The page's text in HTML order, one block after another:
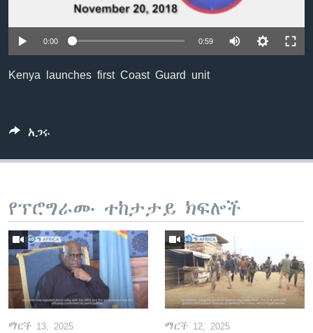
0:00 0:59
Kenya launches first Coast Guard unit
አጋሩ
የፕሮግራሙ ተከታታይ ክፍሎች
ማርች 13, 2025 ማርች 12, 2025